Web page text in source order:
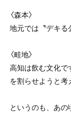
〈森本〉
地元では〝デキる
〈畦地〉
高知は飲む文化で
を割らせようと考
というのも、あ